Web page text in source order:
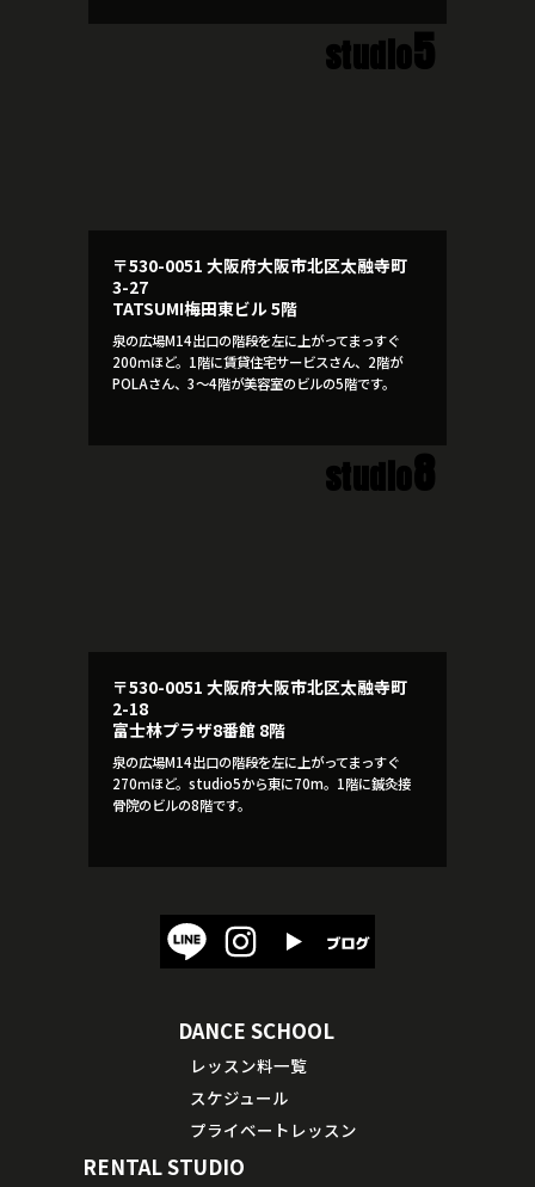
studio5
〒530-0051 大阪府大阪市北区太融寺町
3-27
TATSUMI梅田東ビル 5階
泉の広場M14出口の階段を左に上がってまっすぐ
200ｍほど。1階に賃貸住宅サービスさん、2階が
POLAさん、3～4階が美容室のビルの5階です。
studio8
〒530-0051 大阪府大阪市北区太融寺町
2-18
富士林プラザ8番館 8階
泉の広場M14出口の階段を左に上がってまっすぐ
270ｍほど。studio5から東に70m。1階に鍼灸接
骨院のビルの8階です。
DANCE SCHOOL
レッスン料一覧
スケジュール
プライベートレッスン
RENTAL STUDIO